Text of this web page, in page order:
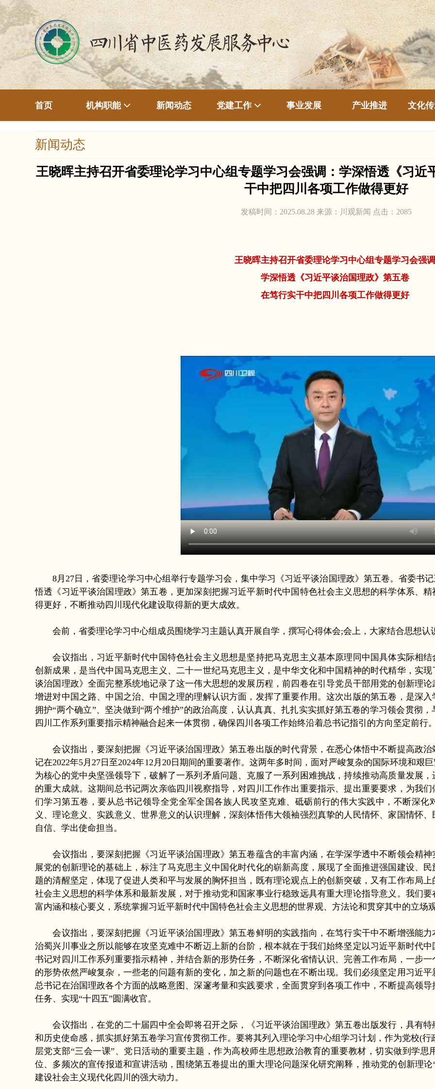
首页 机构职能 新闻动态 党建工作 事业发展 产业推进 文化
新闻动态
王晓晖主持召开省委理论学习中心组专题学习会强调：学深悟透《习近
干中把四川各项工作做得更好
发稿时间：2025.08.28 来源：川观新闻 点击： 2085
王晓晖主持召开省委理论学习中心组专题学习会强调
学深悟透《习近平谈治国理政》第五卷
在笃行实干中把四川各项工作做得更好
8月27日，省委理论学习中心组举行专题学习会，集中学习《习近平谈治国理政》第五卷。省委书
悟透《习近平谈治国理政》第五卷，更加深刻把握习近平新时代中国特色社会主义思想的科学体系、
得更好，不断推动四川现代化建设取得新的更大成效。
会前，省委理论学习中心组成员围绕学习主题认真开展自学，撰写心得体会;会上，大家结合思想认
会议指出，习近平新时代中国特色社会主义思想是坚持把马克思主义基本原理同中国具体实际相结
创新成果，是当代中国马克思主义、二十一世纪马克思主义，是中华文化和中国精神的时代精华，实
谈治国理政》全面完整系统地记录了这一伟大思想的发展历程，前四卷在引导党员干部用党的创新理
增进对中国之路、中国之治、中国之理的理解认识方面，发挥了重要作用。这次出版的第五卷，是深
拥护“两个确立”、坚决做到“两个维护”的政治高度，认认真真、扎扎实实抓好第五卷的学习领会贯彻
四川工作系列重要指示精神融合起来一体贯彻，确保四川各项工作始终沿着总书记指引的方向坚定前行
会议指出，要深刻把握《习近平谈治国理政》第五卷出版的时代背景，在悉心体悟中不断提高政治
记在2022年5月27日至2024年12月20日期间的重要著作。这两年多时间，面对严峻复杂的国际环境和艰
为核心的党中央坚强领导下，破解了一系列矛盾问题、克服了一系列困难挑战，持续推动高质量发展
的重大成就。这期间总书记两次亲临四川视察指导，对四川工作作出重要指示、提出重要要求，为我
们学习第五卷，要从总书记领导全党全军全国各族人民攻坚克难、砥砺前行的伟大实践中，不断深
义、理论意义、实践意义、世界意义的认识理解，深刻体悟伟大领袖强烈真挚的人民情怀、家国情怀
自信、学出使命担当。
会议指出，要深刻把握《习近平谈治国理政》第五卷蕴含的丰富内涵，在学深学透中不断领会精神
展党的创新理论的基础上，标注了马克思主义中国化时代化的崭新高度，展现了全面推进强国建设、
题的清醒坚定，体现了促进人类和平与发展的胸怀担当，既有理论观点上的创新突破，又有工作布局
社会主义思想的科学体系和最新发展，对于推动党和国家事业行稳致远具有重大理论指导意义。我们
富内涵和核心要义，系统掌握习近平新时代中国特色社会主义思想的世界观、方法论和贯穿其中的立场
会议指出，要深刻把握《习近平谈治国理政》第五卷鲜明的实践指向，在笃行实干中不断增强能力
治蜀兴川事业之所以能够在攻坚克难中不断迈上新的台阶，根本就在于我们始终坚定以习近平新时代
书记对四川工作系列重要指示精神，并结合新的形势任务，不断深化省情认识、完善工作布局，一步
的形势依然严峻复杂，一些老的问题有新的变化，加之新的问题也在不断出现。我们必须坚定用习近
总书记在治国理政各个方面的战略意图、深邃考量和实践要求，全面贯穿到各项工作中，不断提高领
任务、实现“十四五”圆满收官。
会议指出，在党的二十届四中全会即将召开之际，《习近平谈治国理政》第五卷出版发行，具有特
和历史使命感，抓实抓好第五卷学习宣传贯彻工作。要将其列入理论学习中心组学习计划，作为党校(
层党支部“三会一课”、党日活动的重要主题，作为高校师生思想政治教育的重要教材，切实做到学
位、多频次的宣传报道和宣讲活动，围绕第五卷提出的重大理论问题深化研究阐释，推动党的创新理
建设社会主义现代化四川的强大动力。